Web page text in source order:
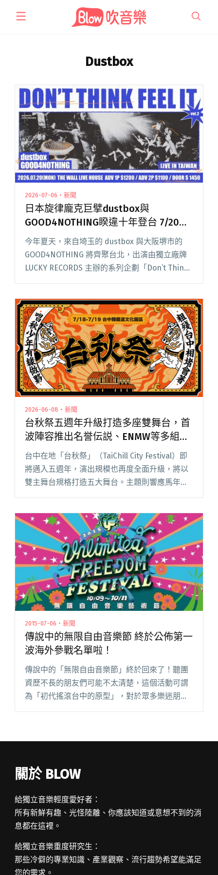
Dustbox
2026-07-06・新聞
日本旋律龐克巨擘dustbox與
GOOD4NOTHING睽違十年登台 7/20齊
聚The Wall
今年夏天，來自埼玉的 dustbox 與大阪堺市的
GOOD4NOTHING 將齊聚台北，出演由獨立廠牌
LUCKY RECORDS 主辦的系列企劃「Don’t Think,
Feel It.」Vol.2 。兩組在日本獨立龐克場景屹立超
GOOD4NOTHING睽違十年登台 7/20齊聚The
Wall"
2026-06-08・新聞
台秋祭五週年升級打造多座雙舞台，首
波陣容推出名誉伝説、ENMW等多組日
本話題新星
台中在地「台秋祭」（TaiChill City Festival）即
將邁入五週年，演出規模也再度全面升級，將以
雙主舞台規格打造五大舞台。主題則響應馬年推
祭五週年升級打造多座雙舞台，首波陣容推出名
誉伝説、ENMW等多組日本話題新星"
2015-07-06・新聞
傳說中的無限自由音樂節 終於公佈第一
波海外參戰名單啦！
傳說中的「無限自由音樂節」終於回來了！聽團
資歷不長的朋友們可能不太清楚，這個活動可謂
為「初代搖滾台中的原型」，對於眾多樂迷朋友
而言，它不只是心中珍貴的回憶，更有著不可抹
關於 BLOW
給獨立音樂輕度愛好者：
所有新鮮有趣、光怪陸離、你應該知道或意想不到的消
息都在這裡。
給獨立音樂重度研究生：
那些冷僻的專業知識、產業觀察、流行趨勢希望能滿足
您的需求。